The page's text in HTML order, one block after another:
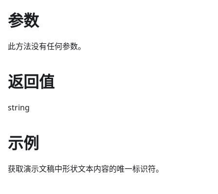
参数
此方法没有任何参数。
返回值
string
示例
获取演示文稿中形状文本内容的唯一标识符。